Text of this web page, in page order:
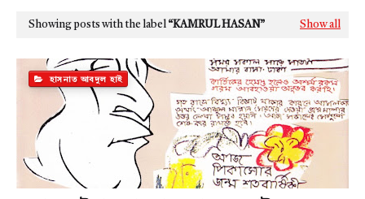
Showing posts with the label KAMRUL HASAN Show all
হাসনাত আবদুল হাই